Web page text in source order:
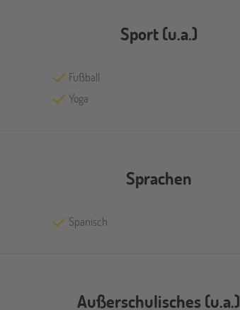
Sport (u.a.)
Fußball
Yoga
Sprachen
Spanisch
Außerschulisches (u.a.)